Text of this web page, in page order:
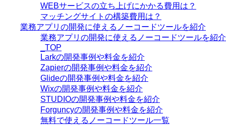
WEBサービスの立ち上げにかかる費用は？
マッチングサイトの構築費用は？
業務アプリの開発に使えるノーコードツールを紹介
業務アプリの開発に使えるノーコードツールを紹介
_TOP
Larkの開発事例や料金を紹介
Zapierの開発事例や料金を紹介
Glideの開発事例や料金を紹介
Wixの開発事例や料金を紹介
STUDIOの開発事例や料金を紹介
Forguncyの開発事例や料金を紹介
無料で使えるノーコードツール一覧